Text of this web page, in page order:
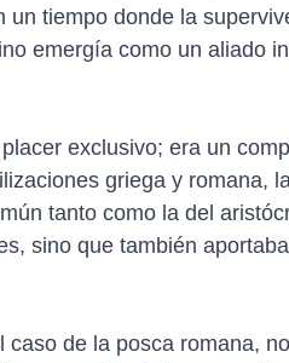
un tiempo donde la
emergía como un aliado
exclusivo; era un
griega y romana,
tanto como la del
sino que también
de la posca romana,